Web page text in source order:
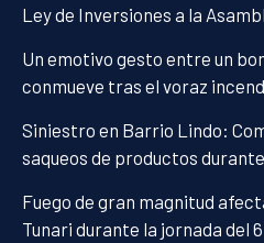
Ley de Inversiones a la
Un emotivo gesto entre un
conmueve tras el voraz
Siniestro en Barrio Lindo:
saqueos de productos
Fuego de gran magnitud
Tunari durante la jornada del